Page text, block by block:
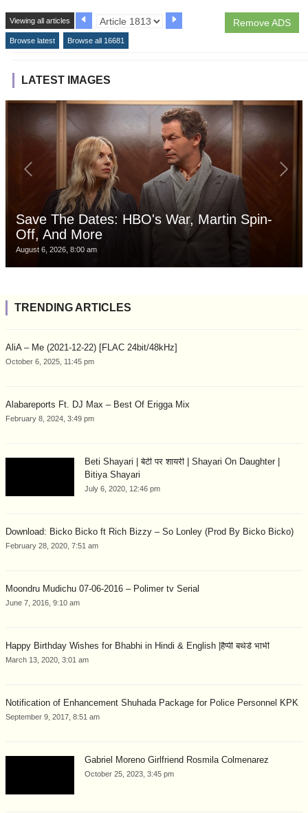
Remove ADS
Viewing all articles
Browse latest Browse all 16681
LATEST IMAGES
Save The Dates: HBO's War, Martin Spin-
Off, And More
August 6, 2026, 8:00 am
TRENDING ARTICLES
AliA – Me (2021-12-22) [FLAC 24bit/48kHz]
October 6, 2025, 11:45 pm
Alabareports Ft. DJ Max – Best Of Erigga Mix
February 8, 2024, 3:49 pm
Beti Shayari | बेटी पर शायरी | Shayari On Daughter |
Bitiya Shayari
July 6, 2020, 12:46 pm
Download: Bicko Bicko ft Rich Bizzy – So Lonley (Prod By Bicko Bicko)
February 28, 2020, 7:51 am
Moondru Mudichu 07-06-2016 – Polimer tv Serial
June 7, 2016, 9:10 am
Happy Birthday Wishes for Bhabhi in Hindi & English |हैप्पी बर्थडे भाभी
March 13, 2020, 3:01 am
Notification of Enhancement Shuhada Package for Police Personnel KPK
September 9, 2017, 8:51 am
Gabriel Moreno Girlfriend Rosmila Colmenarez
October 25, 2023, 3:45 pm